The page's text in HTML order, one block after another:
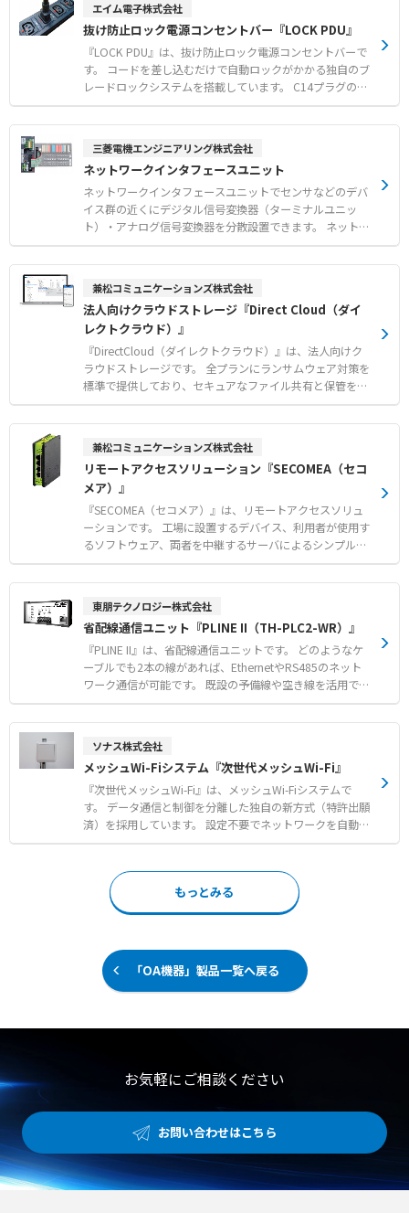
る両側での徹底した誤脱対策 ●赤と青のカラーモデルを活
用した電源のA系統およびB系統の視覚的な識別管理
タ形状に対応しています。 PSEやRoHS10に適合し、サー
バーやネットワーク機器の安定稼働に貢献します。 【特
徴】 ●面倒な取付作業や工具が不要で機器に差し込むだけ
のワンタッチロック機構 ●プラグ側とソケット側の双方で
電源の入力と出力を同時にロックする構造 ●ニーズの高い
C13やC15、C19などの多様なソケット形状のラインアッ
プ 【用途・事例】 ●PDUやUPSなどの電源出力機器とサ
ーブルの抜けが発生しやすい環境での電源保護 ●高い信頼
性が求められるデータセンターや産業用設備での安定給電
管理
エイム電子株式会社
抜け防止ロック電源コンセントバー『LOCK PDU』
『LOCK PDU』は、抜け防止ロック電源コンセントバーで
す。 コードを差し込むだけで自動ロックがかかる独自のブ
レードロックシステムを搭載しています。 C14プラグのア
ースピンをソケットの内部構造のみでしっかりと固定しま
す。 取り外す際は、赤いボタンを押しながら引くだけで簡
ック電源ケーブル（C13-C14）と組み合わせることで、A
系統やB系統の給電ラインを視覚的に判別可能です。 サー
バーラックなどの設置環境に合わせて、4ポート、10ポー
ト、16ポートのラインアップから選択できます。 【特徴】
●差し込むだけで自動ロックする独自のブレードロックシ
ステム ●赤いボタンを押しながら抜くだけのワンタッチロ
ック解除機構 ●設置環境に合わせて選べる4・10・16ポー
ーバーラック内における電源ケーブルの誤脱事故防止 ●
赤・青のカラーケーブルを用いたA系統・B系統の給電ライ
ン視覚管理 ●高い信頼性と安全性が求められるIT・通信イ
ンフラ設備への安定給電
三菱電機エンジニアリング株式会社
ネットワークインタフェースユニット
ネットワークインタフェースユニットでセンサなどのデバ
イス群の近くにデジタル信号変換器（ターミナルユニッ
ト）・アナログ信号変換器を分散設置できます。 ネットワ
ーク経由で上位階層とデバイス群の情報をつなぎ、生産現
場の稼働データを収集・蓄積・可視化・分析し、デバイス
N/CC-Link/CC-Link IF Field Basic/Ethernet/MODBUS/TCP
●スイッチ切替えで各種ネットワークへ接続！ ●盤内設置
から装置内へ簡単配線！ ●モジュール方式により最適シス
テム構成！ ●動作情報の記録機能でトラブルの未然防止・
発生対応をサポート！ （CC-Link IE TSN/Ethernet対応ネ
ットワークインタフェースユニット専用機能）
兼松コミュニケーションズ株式会社
法人向けクラウドストレージ『Direct Cloud（ダイ
レクトクラウド）』
『DirectCloud（ダイレクトクラウド）』は、法人向けク
ラウドストレージです。 全プランにランサムウェア対策を
標準で提供しており、セキュアなファイル共有と保管を実
現します。 エクスプローラーと全く同じ操作感で利用でき
るため、従来のファイルサーバーやNASからのスムーズな
採用しており、取引先を交えたゲスト招待や共有リンクの
発行を用いた脱PPAP対策にも貢献します。 きめ細やかな
アクセス制御や250種類の管理者操作ログ取得により、高
度なデータガバナンスを維持したまま組織のさまざまなデ
ータ活用を推進いたします。 【特徴】 ●全プラン標準提
供のランサムウェア対策による強固なセキュリティ ●ユー
ザー数無制限と最大30GBの大容量ファイル送受信対応 ●
待を活用した安全な社外ファイル共有と脱PPAP ●既存フ
ァイルサーバーやNASからの完全クラウド移行と運用コス
ト削減 ●250種類の操作ログ取得とアクセス制御によるデ
ータガバナンス強化
兼松コミュニケーションズ株式会社
リモートアクセスソリューション『SECOMEA（セコ
メア）』
『SECOMEA（セコメア）』は、リモートアクセスソリュ
ーションです。 工場に設置するデバイス、利用者が使用す
るソフトウェア、両者を中継するサーバによるシンプルな
構成でリモートアクセスを実現します。 エンドツーエンド
の強力な暗号化や多要素認証を採用し、第三者機関による
ォールでのポート開放が不要で、現場のデバイス設定を変
更することなく導入可能です。 さらに、さまざまなプロト
コルでデバイスからデータを集め、クラウドに転送するデ
ータ収集機能も備えています。 【特徴】 ●ポート開放が
不要で現場ネットワークのセキュリティを維持した簡単導
入 ●強力な暗号化と多要素認証をはじめ、第三者機関の安
全性認証を取得した高いセキュリティ水準 ●各種プロトコ
能 【用途・事例】 ●ファイアウォール内部のPLCやカメラ
など産業用デバイスへの安全なリモートアクセス ●現場デ
バイスからのデータ収集とAWSやAzureなどクラウド環境
への転送 ●SECOMEAクラウド上でのデータ可視化および
分析ツールを通じた活用
東朋テクノロジー株式会社
省配線通信ユニット『PLINE II（TH-PLC2-WR）』
『PLINE II』は、省配線通信ユニットです。 どのようなケ
ーブルでも2本の線があれば、EthernetやRS485のネット
ワーク通信が可能です。 既設の予備線や空き線を活用でき
るため、工場や設備内のセンサーや機器のレトロフィット
を簡単かつ迅速に行えます。 次世代のクアトロコア搭載に
や通信量の性能が向上しました。 マルチホップ機能により
最大10kmまでの長距離通信に対応し、最大1024台の接続
が可能です。 用途に合わせて、通信量が向上する「2倍モ
ード」や、通信距離を延ばすことができる「1/2モード」
「1/4モード」などを選択できます。 極性がないため接続
が簡単で、トポロジーフリー配線によりHUBを設置せず機
4Vを同時に給電することも可能です。 すべての配線が前面
から行える省スペース設計で、DINレールへの取り付けに
も対応しています。 【特徴】 ●どのようなケーブルでも2
新機能 ●前面配線が可能な省スペース設計と極性なし接続
による簡単な設置 【用途・事例】 ●工場や設備内の予備
線を活用したレトロフィットのセンサーや機器の迅速な後
線ネットワークの構築 ●特定の通信エリアや複数エリアで
ソナス株式会社
メッシュWi-Fiシステム『次世代メッシュWi-Fi』
『次世代メッシュWi-Fi』は、メッシュWi-Fiシステムで
す。 データ通信と制御を分離した独自の新方式（特許出願
済）を採用しています。 設定不要でネットワークを自動構
築し、縦・横のすべてを無線で接続します。 オフィスビル
以上の安定した通信速度を維持する高い性能を備えていま
す。 有線工事費や設定費用が0円のため、導入コストを他
社比で1/2以下に抑え、圧倒的な低コストでの導入が可能
環境を提供します。 【特徴】 ●データ通信と制御を分離
した新方式による設定不要の自動ネットワーク構築 ●18
ホップの多段接続でも30Mbps以上をキープする安定した
通信品質 ●有線工事費および設定費用0円による圧倒的な
図面などのデータへのどこからでもアクセス ●遠隔臨場で
もっとみる
「OA機器」製品一覧へ戻る
お気軽にご相談ください
お問い合わせはこちら